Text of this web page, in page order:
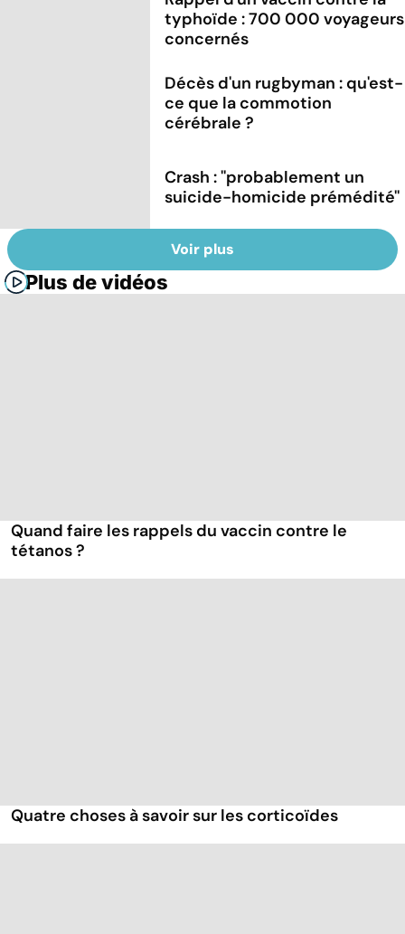
typhoïde : 700 000 voyageurs
concernés
Décès d'un rugbyman : qu'est-
ce que la commotion
cérébrale ?
Crash : ''probablement un
suicide-homicide prémédité''
Voir plus
Plus de vidéos
Quand faire les rappels du vaccin contre le
tétanos ?
Quatre choses à savoir sur les corticoïdes